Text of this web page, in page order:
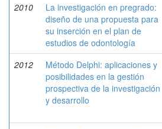
2010
La investigación en pregrado:
diseño de una propuesta para
su inserción en el plan de
estudios de odontología
2012
Método Delphi: aplicaciones y
posibilidades en la gestión
prospectiva de la investigación
y desarrollo